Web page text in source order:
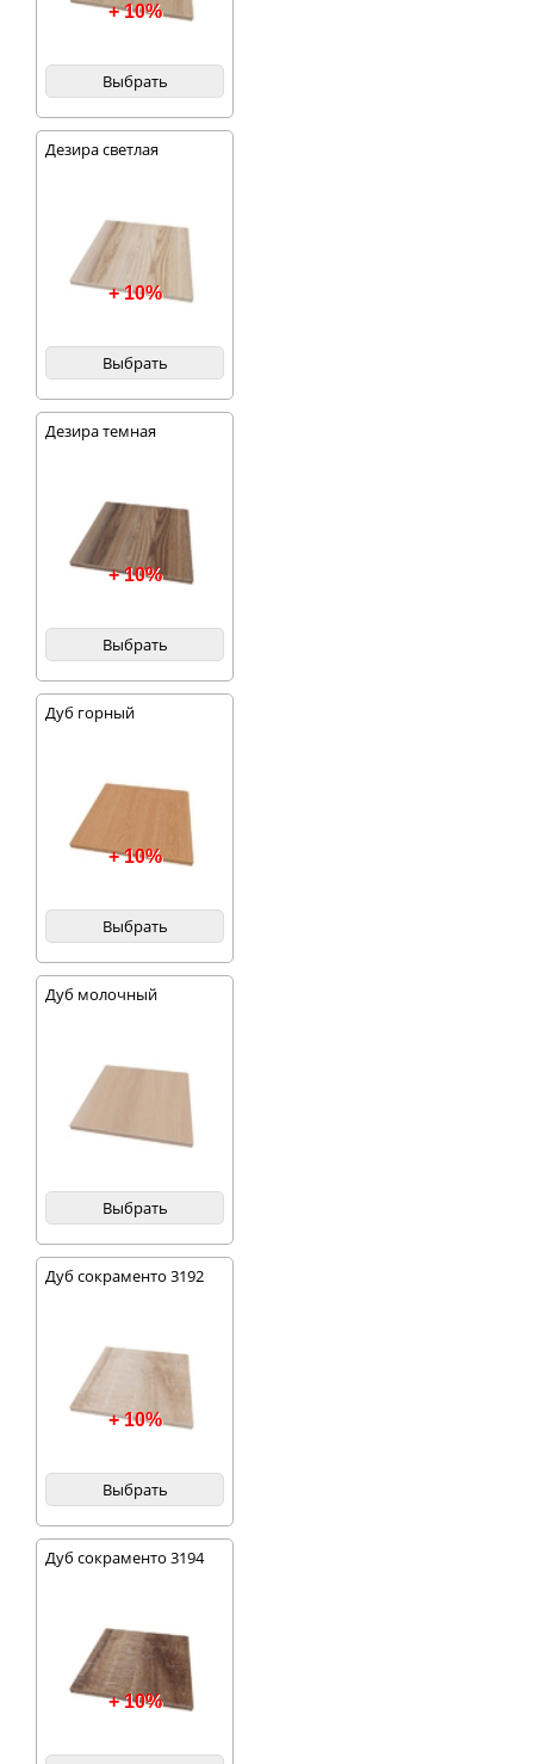
+ 10%
Выбрать
Дезира светлая
+ 10%
Выбрать
Дезира темная
+ 10%
Выбрать
Дуб горный
+ 10%
Выбрать
Дуб молочный
Выбрать
Дуб сокраменто 3192
+ 10%
Выбрать
Дуб сокраменто 3194
+ 10%